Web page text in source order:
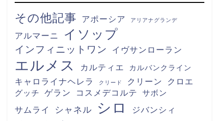
その他記事 アポーシア アリアナグランデ
アルマーニ イソップ
インフィニットワン イヴサンローラン
エルメス カルティエ カルバンクライン
キャロライナヘレラ クリード クリーン クロエ
グッチ ゲラン コスメデコルテ サボン
サムライ シャネル シロ ジバンシィ